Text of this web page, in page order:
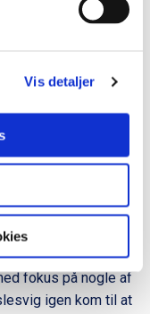
Vis detaljer
OG
fokus på nogle af
igen kom til at